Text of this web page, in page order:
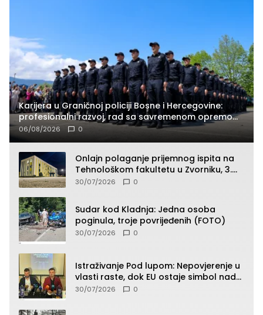
Karijera u Graničnoj policiji Bosne i Hercegovine:
profesionalni razvoj, rad sa savremenom opremom
i služba građanima
06/08/2026 0
Onlajn polaganje prijemnog ispita na
Tehnološkom fakultetu u Zvorniku, 3.
septembra u 9.00 časova
30/07/2026 0
Sudar kod Kladnja: Jedna osoba
poginula, troje povrijeđenih (FOTO)
30/07/2026 0
Istraživanje Pod lupom: Nepovjerenje u
vlasti raste, dok EU ostaje simbol nade
građana
30/07/2026 0